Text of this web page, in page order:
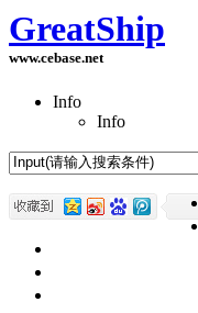
GreatShip
www.cebase.net
Info
Info